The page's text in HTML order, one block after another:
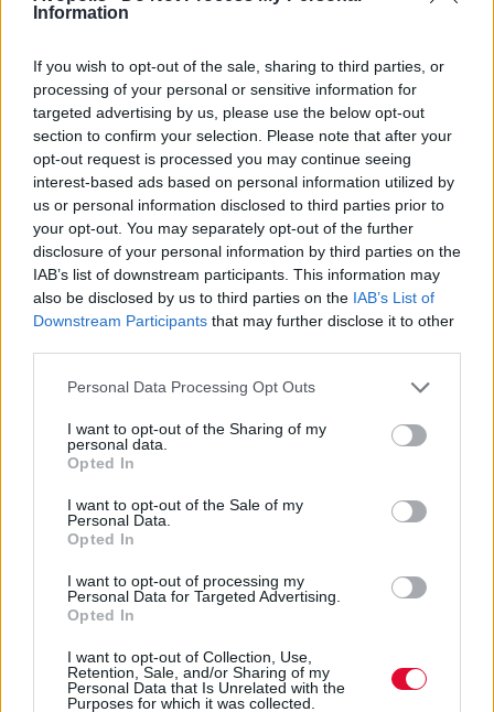
Information
If you wish to opt-out of the sale, sharing to third parties, or
processing of your personal or sensitive information for
targeted advertising by us, please use the below opt-out
section to confirm your selection. Please note that after your
opt-out request is processed you may continue seeing
interest-based ads based on personal information utilized by
us or personal information disclosed to third parties prior to
your opt-out. You may separately opt-out of the further
disclosure of your personal information by third parties on the
IAB’s list of downstream participants. This information may
also be disclosed by us to third parties on the IAB’s List of
Downstream Participants that may further disclose it to other
Personal Data Processing Opt Outs
I want to opt-out of the Sharing of my
personal data.
Opted In
I want to opt-out of the Sale of my
Personal Data.
Opted In
I want to opt-out of processing my
Personal Data for Targeted Advertising.
Opted In
I want to opt-out of Collection, Use,
Retention, Sale, and/or Sharing of my
Personal Data that Is Unrelated with the
Purposes for which it was collected.